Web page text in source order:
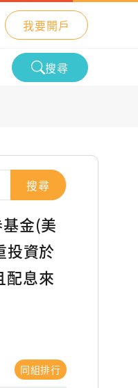
我要開戶
搜尋
搜尋
金(美
投資於
配息來
同組排行